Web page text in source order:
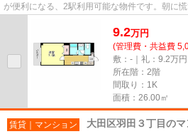
が便利になる、2駅利用可能な物件です。朝に
9.2万円
(管理費・共益費
敷：-｜礼：9.2万円
所在階：2階
間取り：1K
面積：26.00㎡
賃貸｜マンション 大田区羽田３丁目の